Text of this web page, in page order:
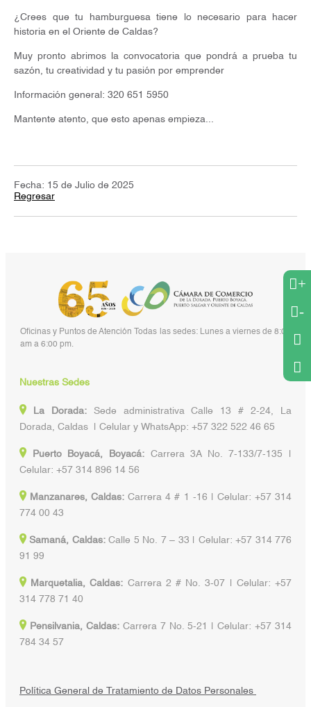
¿Crees que tu hamburguesa tiene lo necesario para hacer
historia en el Oriente de Caldas?
Muy pronto abrimos la convocatoria que pondrá a prueba tu
sazón, tu creatividad y tu pasión por emprender
Información general: 320 651 5950
Mantente atento, que esto apenas empieza...
Fecha: 15 de Julio de 2025
Regresar
+
-
Oficinas y Puntos de Atención Todas las sedes: Lunes a viernes de 8:00
am a 6:00 pm.
Nuestras Sedes
La Dorada:Sede administrativa Calle 13 # 2-24, La
Dorada, Caldas | Celular y WhatsApp: +57 322 522 46 65
Puerto Boyacá, Boyacá:Carrera 3A No. 7-133/7-135 |
Celular: +57 314 896 14 56
Manzanares, Caldas: Carrera 4 # 1 -16 | Celular: +57 314
774 00 43
Samaná, Caldas:Calle 5 No. 7 – 33 | Celular: +57 314 776
91 99
Marquetalia, Caldas: Carrera 2 # No. 3-07 | Celular: +57
314 778 71 40
Pensilvania, Caldas:Carrera 7 No. 5-21 | Celular: +57 314
784 34 57
Política General de Tratamiento de Datos Personales